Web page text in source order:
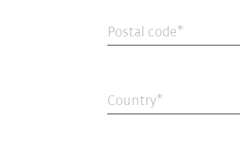
Postal code
Country